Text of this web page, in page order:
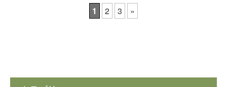
1 2 3 »